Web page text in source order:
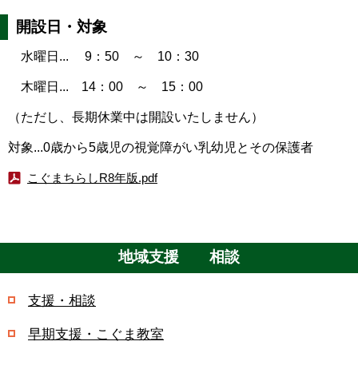
開設日・対象
水曜日... 9：50 ～ 10：30
木曜日... 14：00 ～ 15：00
（ただし、長期休業中は開設いたしません）
対象...0歳から5歳児の視覚障がい乳幼児とその保護者
こぐまちらしR8年版.pdf
地域支援 相談
支援・相談
早期支援・こぐま教室